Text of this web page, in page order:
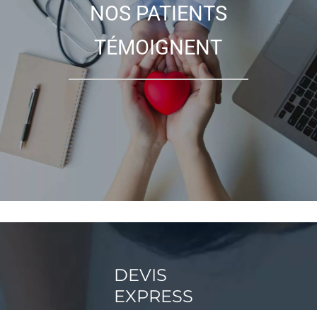
NOS PATIENTS
TÉMOIGNENT
DEVIS
EXPRESS